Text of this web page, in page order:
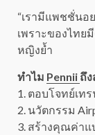
“เรามีแพชชั่นอ
เพราะของไท
หญิงย้ำ
ทำไม Pennii ถึง
1. ตอบโจทย์เท
2. นวัตกรรม
3. สร้างคุณค่าแ